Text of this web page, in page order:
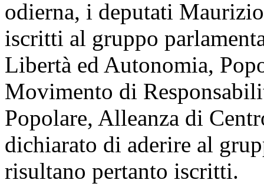
odierna, i deputati
iscritti al gruppo
Libertà ed Autonomia,
Movimento di
Popolare, Alleanza di
dichiarato di aderire al
risultano pertanto iscritti.